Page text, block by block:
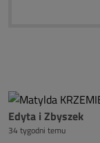
Edyta i Zbyszek
34 tygodni temu